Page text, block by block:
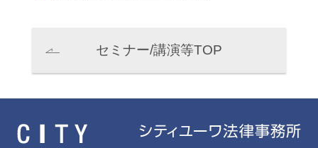
セミナー/講演等TOP